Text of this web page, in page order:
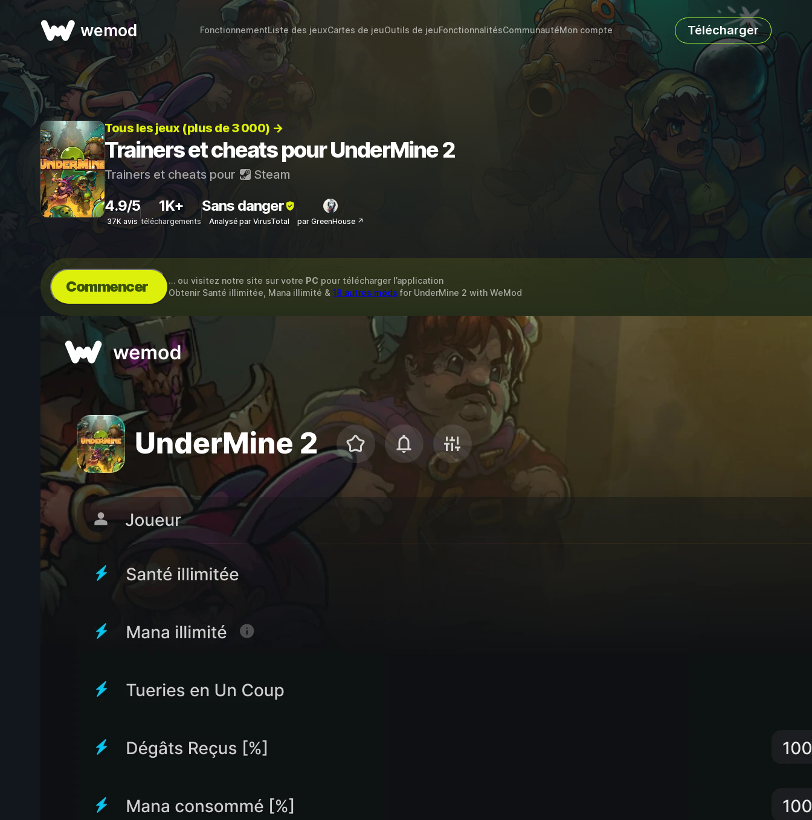
wemod FonctionnementListe des jeuxCartes de jeuOutils de jeuFonctionnalitésCommunautéMon compte Télécharger
Tous les jeux (plus de 3 000) →
Trainers et cheats pour UnderMine 2
Trainers et cheats pour Steam
4.9/5
37K avis
1K+
téléchargements
Sans danger
Analysé par VirusTotal par GreenHouse ↗
Commencer … ou visitez notre site sur votre PC pour télécharger l’application
Obtenir Santé illimitée, Mana illimité & 18 autres mods for UnderMine 2 with WeMod